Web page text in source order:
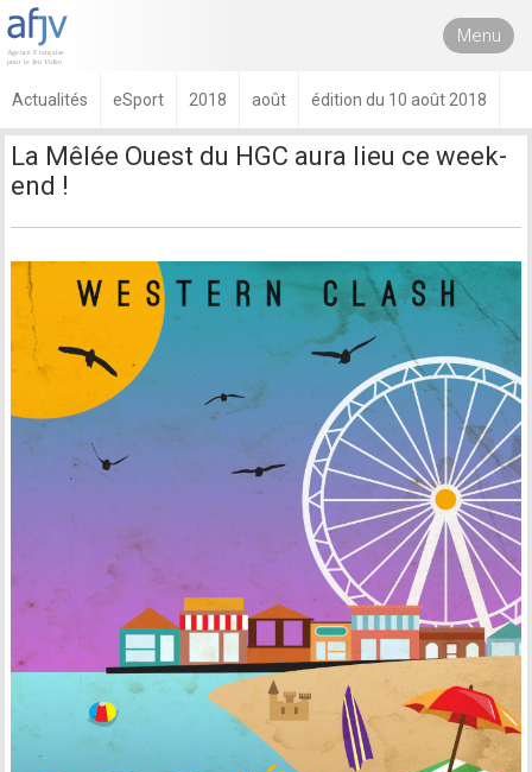
Menu
Actualités eSport 2018 août édition du 10 août 2018
La Mêlée Ouest du HGC aura lieu ce week-
end !